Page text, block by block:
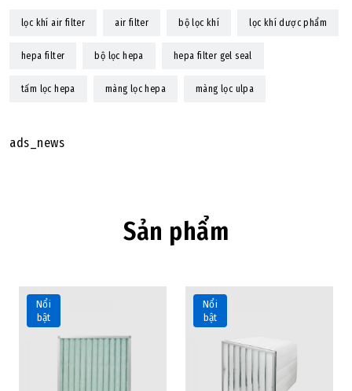
lọc khí air filter air filter bộ lọc khí lọc khí dược phẩm
hepa filter bộ lọc hepa hepa filter gel seal
tấm lọc hepa màng lọc hepa màng lọc ulpa
ads_news
Sản phẩm
Nổi
bật
Nổi
bật